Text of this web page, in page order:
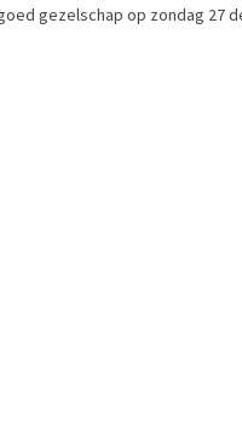
gezelschap op zondag 27